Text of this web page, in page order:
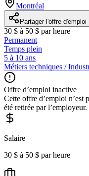
Montréal
Partager l'offre d'emploi
30 $ à 50 $ par heure
Permanent
Temps plein
5 à 10 ans
Métiers techniques /
Offre d’emploi inactive
Cette offre d’emploi n’est
été retirée par l’employeur.
Salaire
30 $ à 50 $ par heure